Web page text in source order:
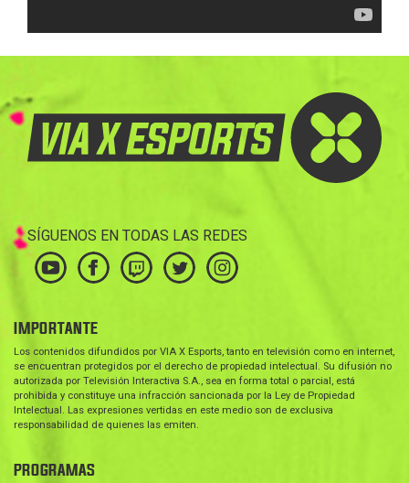
SÍGUENOS EN TODAS LAS REDES
IMPORTANTE
Los contenidos difundidos por VIA X Esports, tanto en televisión como en internet,
se encuentran protegidos por el derecho de propiedad intelectual. Su difusión no
autorizada por Televisión Interactiva S.A., sea en forma total o parcial, está
prohibida y constituye una infracción sancionada por la Ley de Propiedad
Intelectual. Las expresiones vertidas en este medio son de exclusiva
responsabilidad de quienes las emiten.
PROGRAMAS